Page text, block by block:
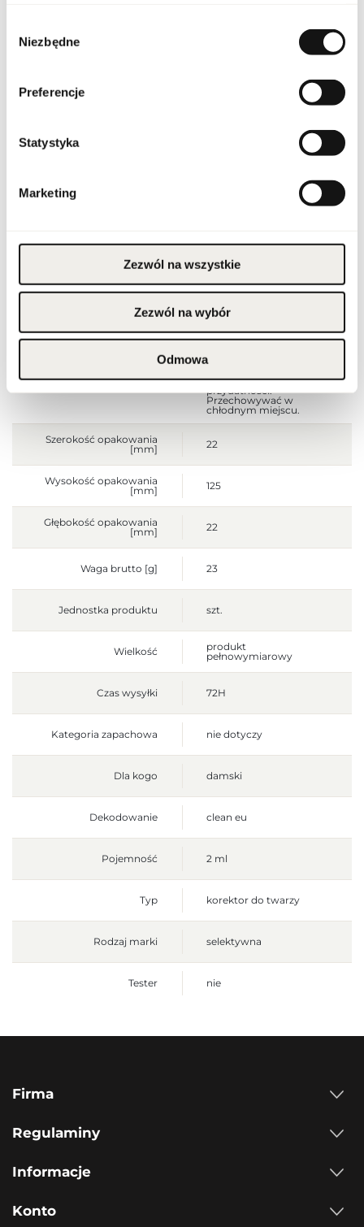
zgody
Niezbędne
Preferencje
Statystyka
Marketing
Zezwól na wszystkie
Zezwól na wybór
Odmowa
Parure Gold Precious
Kraj pochodzenia
Wyłącznie do użytku
kontaktu z oczami; w
razie kontaktu przemyć
wodą. Nie stosować na
podrażnioną lub
przypadku wystąpienia
podrażnienia lub reakcji
alergicznej przerwać
stosowanie.
miejscu niedostępnym
po upływie terminu
przydatności.
Przechowywać w
chłodnym miejscu.
Szerokość opakowania
[mm]
22
Wysokość opakowania
[mm]
125
Głębokość opakowania
[mm]
22
Waga brutto [g] 23
Jednostka produktu szt.
Wielkość
produkt
pełnowymiarowy
Czas wysyłki 72H
Kategoria zapachowa nie dotyczy
Dla kogo damski
Dekodowanie clean eu
Pojemność 2 ml
Typ korektor do twarzy
Rodzaj marki selektywna
Tester nie
Firma
Regulaminy
Informacje
Konto